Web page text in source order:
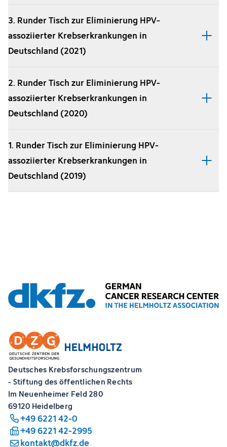
3. Runder Tisch zur Eliminierung HPV-
assoziierter Krebserkrankungen in
Deutschland (2021)
2. Runder Tisch zur Eliminierung HPV-
assoziierter Krebserkrankungen in
Deutschland (2020)
1. Runder Tisch zur Eliminierung HPV-
assoziierter Krebserkrankungen in
Deutschland (2019)
Deutsches Krebsforschungszentrum
- Stiftung des öffentlichen Rechts
Im Neuenheimer Feld 280
69120 Heidelberg
+49 6221 42-0
+49 6221 42-2995
kontakt@dkfz.de